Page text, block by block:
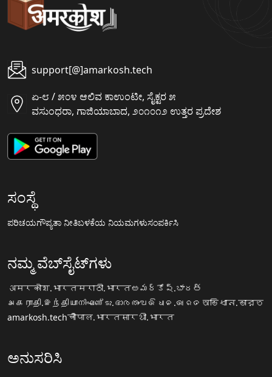
support[@]amarkosh.tech
ಏ-೮ / ೫೦೪ ಆಲಿವ ಕಾಉಂಟೀ, ಸೈಕ್ಟರ ೫
ವಸುಂಧರಾ, ಗಾಜಿಯಾಬಾದ, ೨೦೧೦೧೨ ಉತ್ತರ ಪ್ರದೇಶ
ಸಂಸ್ಥೆ
ಪರಿಚಯಗೌಪ್ಯತಾ ನೀತಿಬಳಕೆಯ ನಿಯಮಗಳುಸಂಪರ್ಕಿಸಿ
ನಮ್ಮ ವೆಬ್‌ಸೈಟ್‌ಗಳು
अमरकोश.भारतमराठी.भारतఅమర్కోష్.భారత్
அகராதி.இந்தியாനിഘണ്ടു.ഭാരതംଅଭିଧାନ.ଭାରତ অভিধান.ভারত
amarkosh.techचौपाल.भारतसारथी.भारत
ಅನುಸರಿಸಿ